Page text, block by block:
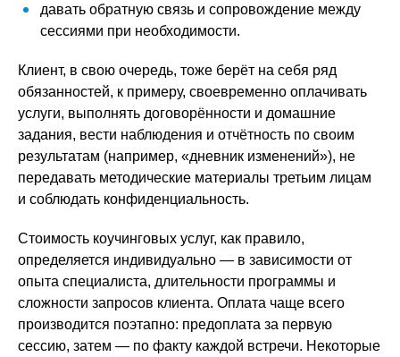
давать обратную связь и сопровождение между
сессиями при необходимости.
Клиент, в свою очередь, тоже берёт на себя ряд
обязанностей, к примеру, своевременно оплачивать
услуги, выполнять договорённости и домашние
задания, вести наблюдения и отчётность по своим
результатам (например, «дневник изменений»), не
передавать методические материалы третьим лицам
и соблюдать конфиденциальность.
Стоимость коучинговых услуг, как правило,
определяется индивидуально — в зависимости от
опыта специалиста, длительности программы и
сложности запросов клиента. Оплата чаще всего
производится поэтапно: предоплата за первую
сессию, затем — по факту каждой встречи. Некоторые